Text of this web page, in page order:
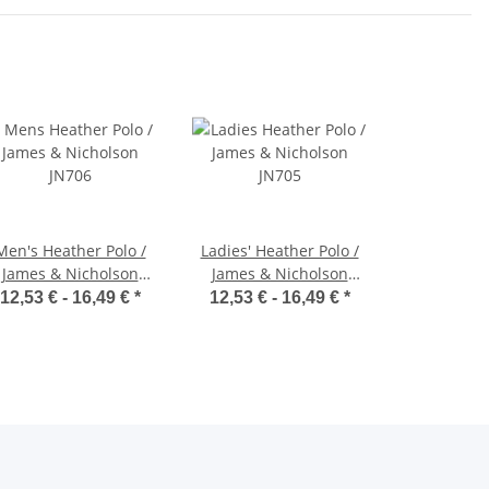
Heather Polo /
James & Nicholson
JN706
12,53 € - 16,49 € *
Ladies' Heather Polo /
James & Nicholson
JN705
12,53 € - 16,49 € *